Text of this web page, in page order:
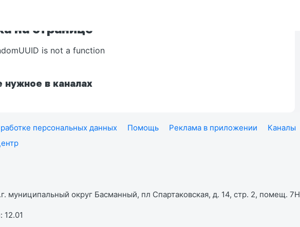
на странице
is not a function
нужное в каналах
персональных данных Помощь Реклама в приложении Каналы
муниципальный округ Басманный, пл Спартаковская, д. 14, стр. 2, помещ. 7Н
12.01